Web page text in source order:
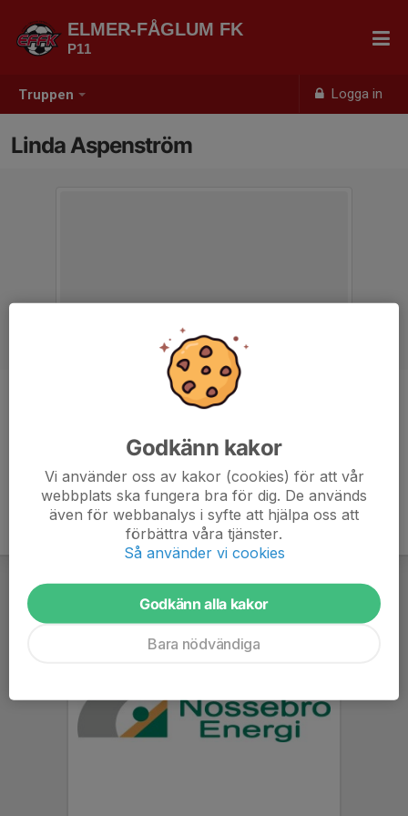
Truppen Logga in
ELMER-FÅGLUM FK
P11
Linda Aspenström
Lagledare
Godkänn kakor
Vi använder oss av kakor (cookies) för att vår
webbplats ska fungera bra för dig. De används
även för webbanalys i syfte att hjälpa oss att
förbättra våra tjänster.
Så använder vi cookies
Godkänn alla kakor
Bara nödvändiga